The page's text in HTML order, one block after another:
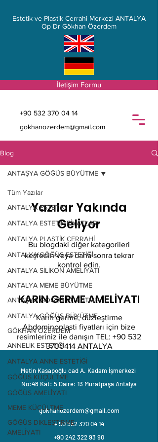
+90 532 370 04 14
gokhanozerdem@gmail.com
İletişim Formu
Estetik ve Plastik Cerrahi Merkezi ANTALYA
Op Dr Gökhan Özerdem
Blog
Tüm Yazılar
ANTALYA ESTETİK
ANTALYA ESTETİK FİYATLARI
ANTALYA PLASTİK CERRAHİ
ANTALYA GÖĞÜS ESTETİĞİ
ANTALYA SİLİKON AMELİYATI
ANTALYA MEME BÜYÜTME
ANTAŞYA GÖĞÜS BÜYÜTME
ANTALYA GÖĞÜS BÜYÜTME
GÖKHAN ÖZERDEM
ANNELİK ESTETİĞİ
ANTALYA ANNE ESTETİĞİ
GÖĞÜS KÜÇÜLTME
GÖĞÜS AMELİYATI
MEME KÜÇÜLTME
GÖĞÜS DİKLEŞTİRME
AMELİYATI
ANTAŞYA GÖĞÜS BÜYÜTME
Yazılar Yakında
Geliyor
Bu blogdaki diğer kategorileri
keşfedin veya daha sonra tekrar
kontrol edin.
KARIN GERME AMELİYATI
Karın germe; düzleştirme
Abdominoplasti fiyatları için bize
resimleriniz ile danışın TEL: +90 532
3700414ANTALYA
Metin Kasapoğlu cad A. Kadam İşmerkezi
No:48 Kat: 5 Daire: 13 Muratpaşa Antalya
gokhanozerdem@gmail.com
+ 90 532 370 04 14
+90 242 322 93 90